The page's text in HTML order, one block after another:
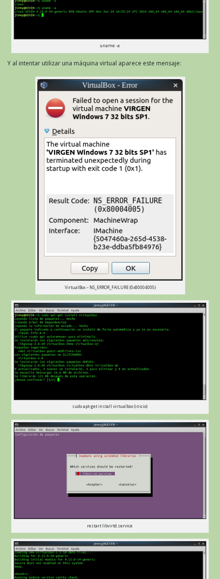
uname -a
Y al intentar utilizar una máquina virtual aparece este mensaje:
VirtualBox – NS_ERROR_FAILURE (0x80004005)
sudo apt-get install virtualbox (inicio)
restart libvirtd.service